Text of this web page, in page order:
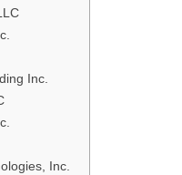
Inc.
Inc.